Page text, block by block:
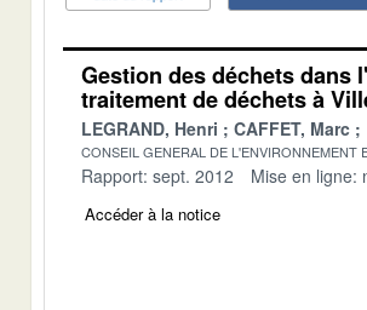
Gestion des déchets dans
traitement de déchets à
LEGRAND, Henri CAFFET, Marc
CONSEIL GENERAL DE L'ENVIRONNEMENT
Rapport: sept. 2012 Mise en ligne:
Accéder à la notice